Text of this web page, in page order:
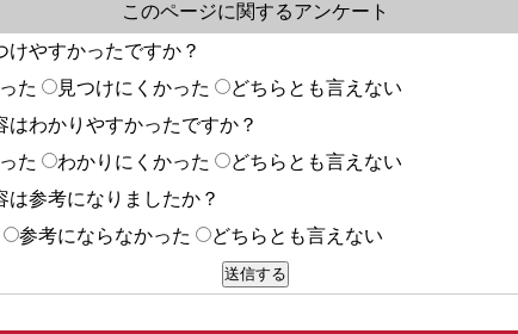
このページに関するアンケート
けやすかったですか？
た
見つけにくかった
どちらとも言えない
はわかりやすかったですか？
た
わかりにくかった
どちらとも言えない
は参考になりましたか？
参考にならなかった どちらとも言えない